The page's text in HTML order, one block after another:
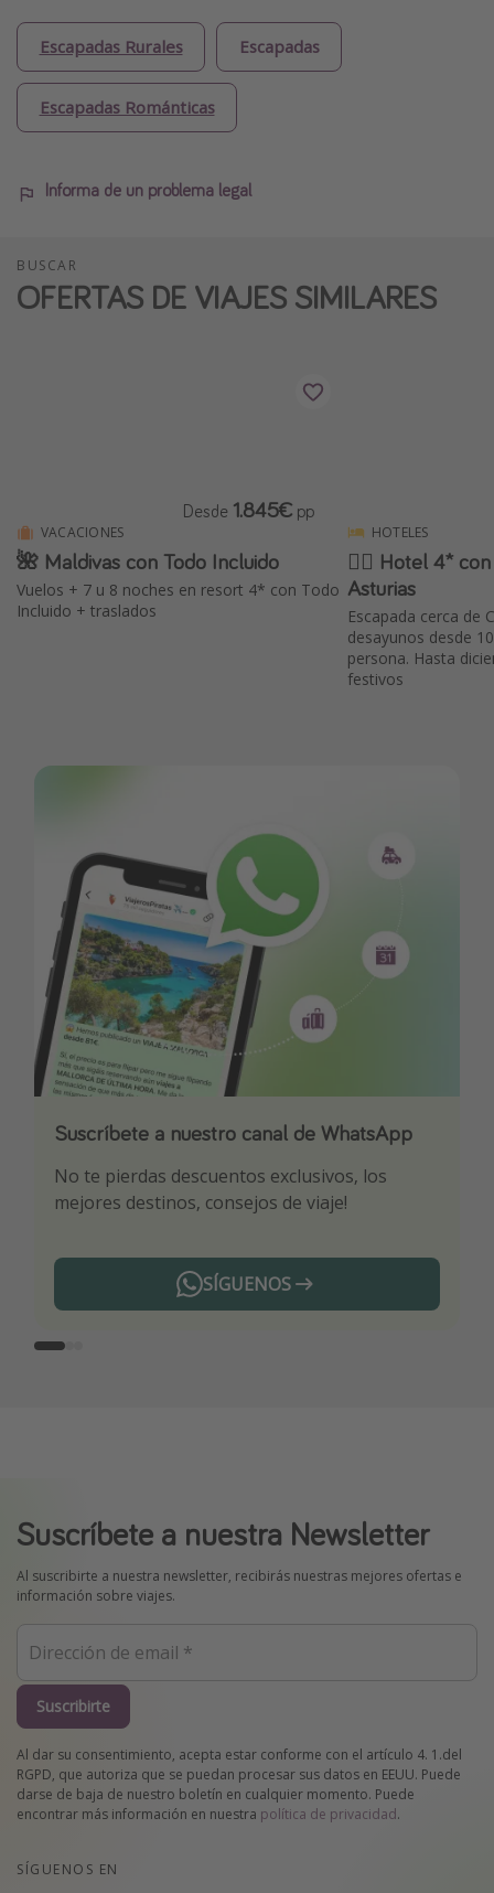
Escapadas Rurales Escapadas
Escapadas Románticas
Informa de un problema legal
BUSCAR
OFERTAS DE VIAJES SIMILARES
VACACIONES
🌺 Maldivas con Todo Incluido
Vuelos + 7 u 8 noches en resort 4* con Todo
Incluido + traslados
Desde 1.845€ pp
HOTELES
🧖‍♀️ Hotel 4*
Asturias
Escapada cerca de
desayunos desde
persona. Hasta
festivos
Suscríbete a nuestro canal de WhatsApp
No te pierdas descuentos exclusivos, los
mejores destinos, consejos de viaje!
SÍGUENOS
Descarga nuestra app
Sé el primero en reservar nuestros chollazos
¡Suscríbete a nuestro canal de Telegram!
¡Recibe las mejores ofertas seleccionadas para
ti por nuestros expertos en viajes
Telegram
Suscríbete a nuestra Newsletter
Al suscribirte a nuestra newsletter, recibirás nuestras mejores ofertas e
información sobre viajes.
Suscribirte
Al dar su consentimiento, acepta estar conforme con el artículo 4. 1.del
RGPD, que autoriza que se puedan procesar sus datos en EEUU. Puede
darse de baja de nuestro boletín en cualquier momento. Puede
encontrar más información en nuestra política de privacidad.
SÍGUENOS EN